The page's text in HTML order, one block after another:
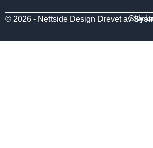
© 2026 - Nettside Design Drevet av